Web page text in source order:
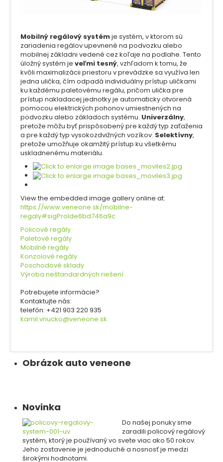
Mobilný regálový systémje systém, v ktorom sú
zariadenia regálov upevnené na podvozku alebo
mobilnej základni vedené cez koľaje na podlahe. Tento
úložný systém je veľmi tesný, vzhľadom k tomu, že
kvôli maximalizácii priestoru v prevádzke sa využíva len
jedna ulička, čím odpadá individuálny prístup uličkami
ku každému paletovému regálu, pričom ulička pre
prístup nakladacej jednotky je automaticky otvorená
pomocou elektrických pohonov umiestnených na
podvozku alebo základoch systému. Univerzálny,
pretože môžu byť prispôsobený pre každý typ zaťaženia
a pre každý typ vysokozdvižných vozíkov. Selektívny,
pretože umožňuje okamžitý prístup ku všetkému
uskladnenému materiálu.
View the embedded image gallery online at:
https://www.veneone.sk/mobilne-
regaly#sigProIde6bd746a9c
Policové regály
Paletové regály
Mobilné regály
Konzolové regály
Poschodové sklady
Výroba neštandardných riešení
Potrebujete informácie?
Kontaktujte nás:
telefón: +421 903 220 935
kamil.vnucko@veneone.sk
Obrázok auto veneone
Novinka
Do našej ponuky sme
zaradili policový regálový
systém, ktorý je používaný vo svete viac ako 50 rokov.
Jeho zostavenie je jednoduché a nosnosť je medzi
širokými hodnotami.